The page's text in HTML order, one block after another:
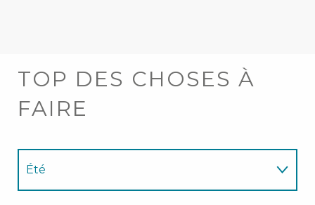
TOP DES CHOSES À
FAIRE
Été